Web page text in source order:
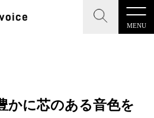
MENU
CLOSE
CLOSE
音楽特化メディア
に芯のある音色を